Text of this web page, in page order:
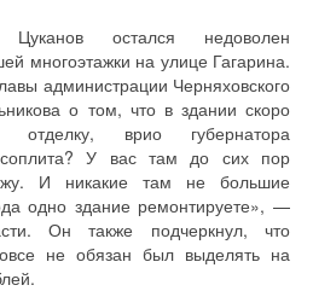
остался недоволен
многоэтажки на улице Гагарина.
администрации Черняховского
о том, что в здании скоро
отделку, врио губернатора
У вас там до сих пор
И никакие там не большие
одно здание ремонтируете», —
Он также подчеркнул, что
не обязан был выделять на